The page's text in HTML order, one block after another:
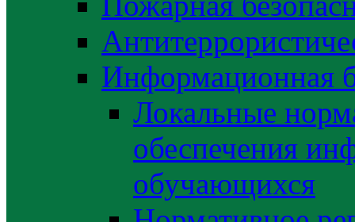
Информационная
Локальные
обеспечения
обучающихся